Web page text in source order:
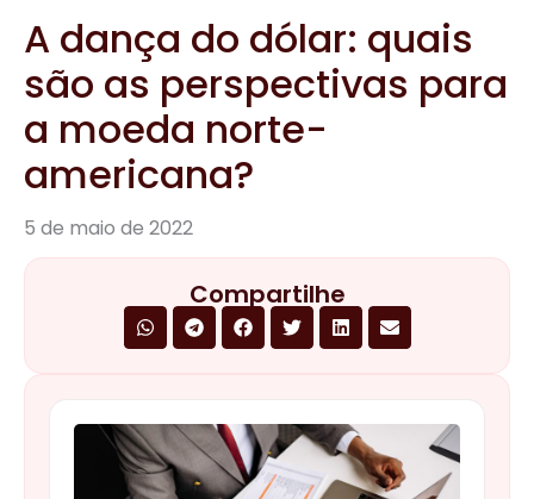
A dança do dólar: quais
são as perspectivas para
a moeda norte-
americana?
5 de maio de 2022
Compartilhe